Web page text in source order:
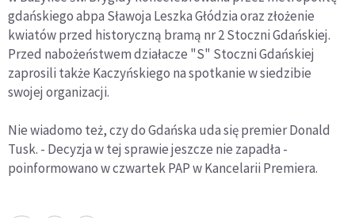
gdańskiego abpa Sławoja Leszka Głódzia oraz złożenie
kwiatów przed historyczną bramą nr 2 Stoczni Gdańskiej.
Przed nabożeństwem działacze "S" Stoczni Gdańskiej
zaprosili także Kaczyńskiego na spotkanie w siedzibie
swojej organizacji.
Nie wiadomo też, czy do Gdańska uda się premier Donald
Tusk. - Decyzja w tej sprawie jeszcze nie zapadła -
poinformowano w czwartek PAP w Kancelarii Premiera.